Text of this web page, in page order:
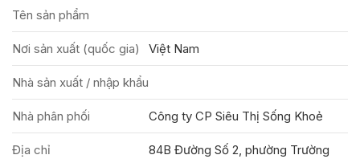
Tên sản phẩm
Nơi sản xuất (quốc gia) Việt Nam
Nhà sản xuất / nhập khẩu
Nhà phân phối Công ty CP Siêu Thị Sống Khoẻ
Địa chỉ
84B Đường Số 2, phường Trường